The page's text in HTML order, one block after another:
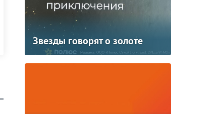
Звезды говорят о золоте